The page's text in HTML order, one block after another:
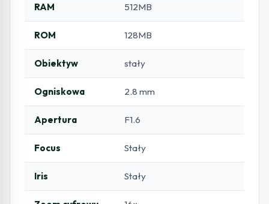
RAM 512MB
ROM 128MB
Obiektyw stały
Ogniskowa 2.8 mm
Apertura F1.6
Focus Stały
Iris Stały